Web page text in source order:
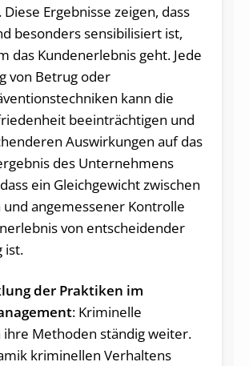
Diese Ergebnisse zeigen, dass
besonders sensibilisiert ist,
das Kundenerlebnis geht. Jede
von Betrug oder
kann die
beeinträchtigen und
Auswirkungen auf das
des Unternehmens
ein Gleichgewicht zwischen
und angemessener Kontrolle
von entscheidender
ist.
der Praktiken im
: Kriminelle
ihre Methoden ständig weiter.
kriminellen Verhaltens